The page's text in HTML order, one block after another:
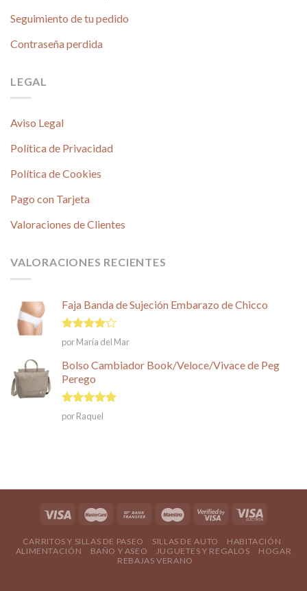
Seguimiento de tu pedido
Contraseña perdida
LEGAL
Aviso Legal
Política de Privacidad
Política de Cookies
Pago con Tarjeta
Valoraciones de Clientes
VALORACIONES RECIENTES
Faja Banda de Sujeción Embarazo de Chicco
Valorado
en
5
por María del Mar
Bolso Cambiador Book/Veloce/Vivace de Peg
Perego
Valorado en
5
de 5
por Raquel
CARRITOS Y SILLAS DE PASEO SILLAS DE AUTO
HABITACIÓN
ALIMENTACIÓN
BAÑO Y ASEO JUGUETES Y REGALOS
HOGAR
REBAJAS VERANO